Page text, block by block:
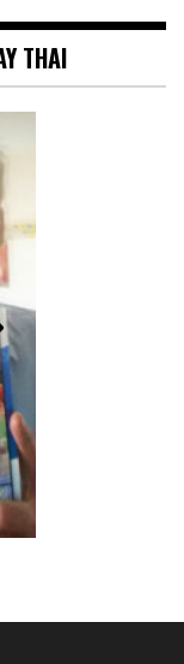
THAI